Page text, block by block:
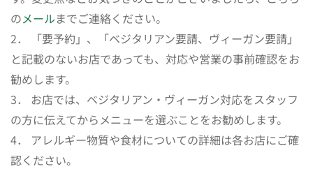
のメールまでご連絡ください。
2． 「要予約」、「ベジタリアン要請、ヴィーガン要請」
と記載のないお店であっても、対応や営業の事前確認をお
勧めします。
3． お店では、ベジタリアン・ヴィーガン対応をスタッフ
の方に伝えてからメニューを選ぶことをお勧めします。
4． アレルギー物質や食材についての詳細は各お店にご確
認ください。